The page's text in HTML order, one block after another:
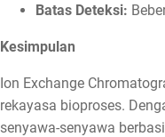
Batas Deteksi:
Kesimpulan
Ion Exchange
rekayasa bioproses.
senyawa-senyawa